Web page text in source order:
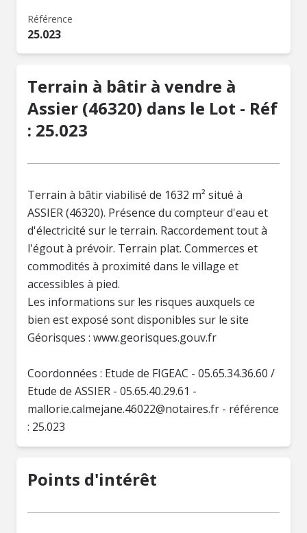
Référence
25.023
Terrain à bâtir à vendre à
Assier (46320) dans le Lot - Réf
: 25.023
Terrain à bâtir viabilisé de 1632 m² situé à
ASSIER (46320). Présence du compteur d'eau et
d'électricité sur le terrain. Raccordement tout à
l'égout à prévoir. Terrain plat. Commerces et
commodités à proximité dans le village et
accessibles à pied.
Les informations sur les risques auxquels ce
bien est exposé sont disponibles sur le site
Géorisques : www.georisques.gouv.fr
Coordonnées : Etude de FIGEAC - 05.65.34.36.60 /
Etude de ASSIER - 05.65.40.29.61 -
mallorie.calmejane.46022@notaires.fr - référence
Points d'intérêt